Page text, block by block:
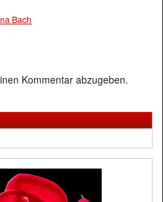
Bach
Kommentar abzugeben.